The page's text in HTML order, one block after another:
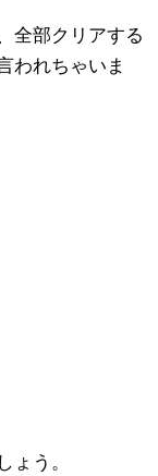
全部クリアする
われちゃいま
ょう。